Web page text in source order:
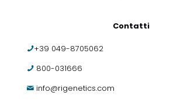
Contatti
+39 049-8705062
800-031666
info@rigenetics.com